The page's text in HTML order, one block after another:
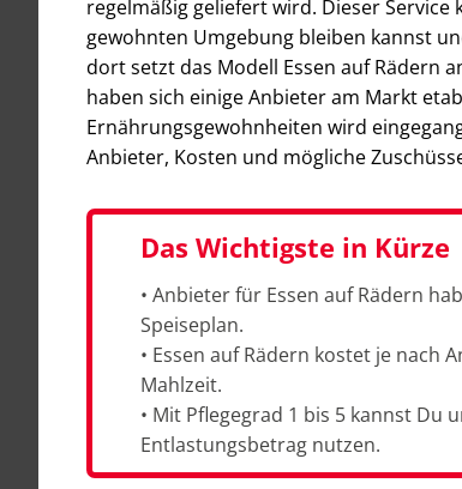
regelmäßig geliefert wird. Dieser
gewohnten Umgebung bleiben kannst
dort setzt das Modell Essen auf Rädern
haben sich einige Anbieter am Markt
Ernährungsgewohnheiten wird
Anbieter, Kosten und mögliche
Das Wichtigste in Kürze
• Anbieter für Essen auf Rädern
Speiseplan.
• Essen auf Rädern kostet je nach
Mahlzeit.
• Mit Pflegegrad 1 bis 5 kannst
Entlastungsbetrag nutzen.